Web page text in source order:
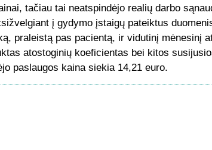
tačiau tai neatspindėjo realių darbo
į gydymo įstaigų pateiktus
praleistą pas pacientą, ir vidutinį mėnesinį
atostoginių koeficientas bei kitos
paslaugos kaina siekia 14,21 euro.